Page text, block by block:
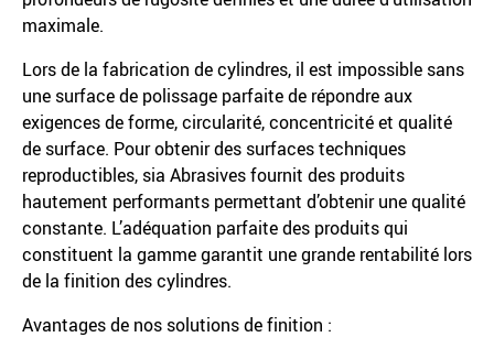
maximale.
Lors de la fabrication de cylindres, il est impossible sans
une surface de polissage parfaite de répondre aux
exigences de forme, circularité, concentricité et qualité
de surface. Pour obtenir des surfaces techniques
reproductibles, sia Abrasives fournit des produits
hautement performants permettant d’obtenir une qualité
constante. L’adéquation parfaite des produits qui
constituent la gamme garantit une grande rentabilité lors
de la finition des cylindres.
Avantages de nos solutions de finition :